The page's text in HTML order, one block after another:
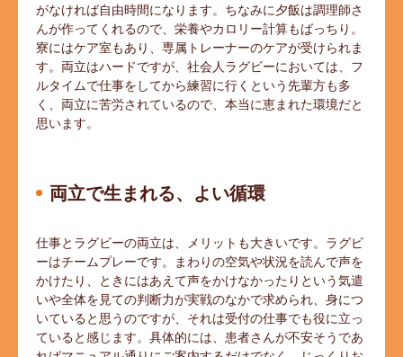
がなければ自由時間になります。ちなみに夕飯は調理師さ
んが作ってくれるので、栄養やカロリー計算もばっちり。
寮にはケア室もあり、専属トレーナーのケアが受けられま
す。両立はハードですが、社会人ラグビーにおいては、フ
ルタイムで仕事をしてから練習に行くという先輩方も多
く、両立に苦労されているので、本当に恵まれた環境だと
思います。
両立で生まれる、よい循環
仕事とラグビーの両立は、メリットも大きいです。ラグビ
ーはチームプレーです。まわりの空気や状況を読んで声を
かけたり、ときにはあえて声をかけなかったりという気遣
いや全体を見ての判断力が実戦のなかで求められ、身につ
いていると思うのですが、それは受付の仕事でも役に立っ
ていると感じます。具体的には、患者さんが不安そうであ